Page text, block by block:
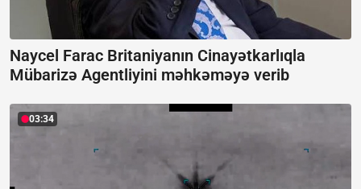
Naycel Farac Britaniyanın Cinayətkarlıqla
Mübarizə Agentliyini məhkəməyə verib
03:34